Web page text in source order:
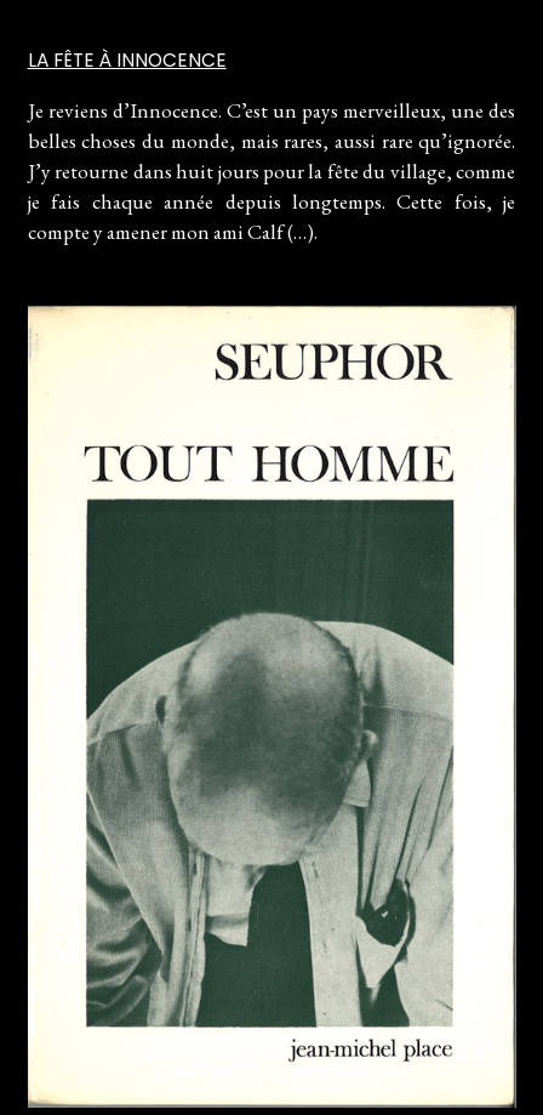
LA FÊTE À INNOCENCE
Je reviens d’Innocence. C’est un pays merveilleux, une des
belles choses du monde, mais rares, aussi rare qu’ignorée.
J’y retourne dans huit jours pour la fête du village, comme
je fais chaque année depuis longtemps. Cette fois, je
compte y amener mon ami Calf (…).